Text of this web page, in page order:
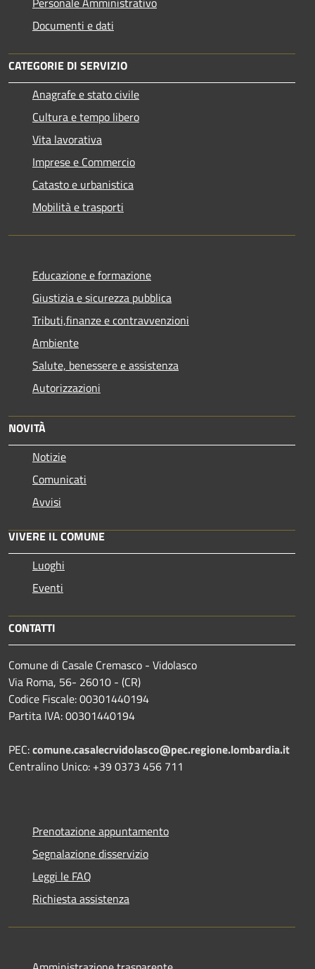
Documenti e dati
CATEGORIE DI SERVIZIO
Anagrafe e stato civile
Cultura e tempo libero
Vita lavorativa
Imprese e Commercio
Catasto e urbanistica
Mobilità e trasporti
Educazione e formazione
Giustizia e sicurezza pubblica
Tributi,finanze e contravvenzioni
Ambiente
Salute, benessere e assistenza
Autorizzazioni
NOVITÀ
Notizie
Comunicati
Avvisi
VIVERE IL COMUNE
Luoghi
Eventi
CONTATTI
Comune di Casale Cremasco - Vidolasco
Via Roma, 56- 26010 - (CR)
Codice Fiscale: 00301440194
Partita IVA: 00301440194
PEC:comune.casalecrvidolasco@pec.regione.lombardia.it
Centralino Unico: +39 0373 456 711
Prenotazione appuntamento
Segnalazione disservizio
Leggi le FAQ
Richiesta assistenza